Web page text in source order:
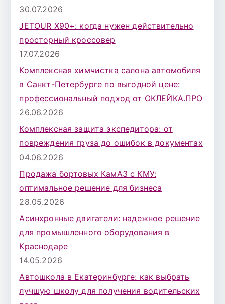
30.07.2026
JETOUR X90+: когда нужен действительно
просторный кроссовер
17.07.2026
Комплексная химчистка салона автомобиля
в Санкт-Петербурге по выгодной цене:
профессиональный подход от ОКЛЕЙКА.ПРО
26.06.2026
Комплексная защита экспедитора: от
повреждения груза до ошибок в документах
04.06.2026
Продажа бортовых КамАЗ с КМУ:
оптимальное решение для бизнеса
28.05.2026
Асинхронные двигатели: надежное решение
для промышленного оборудования в
Краснодаре
14.05.2026
Автошкола в Екатеринбурге: как выбрать
лучшую школу для получения водительских